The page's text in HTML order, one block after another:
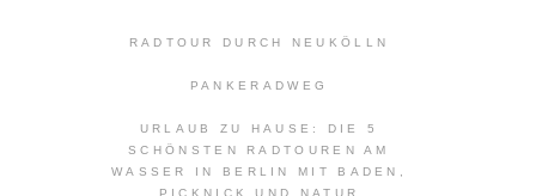
RADTOUR DURCH NEUKÖLLN
PANKERADWEG
URLAUB ZU HAUSE: DIE 5
SCHÖNSTEN RADTOUREN AM
WASSER IN BERLIN MIT BADEN,